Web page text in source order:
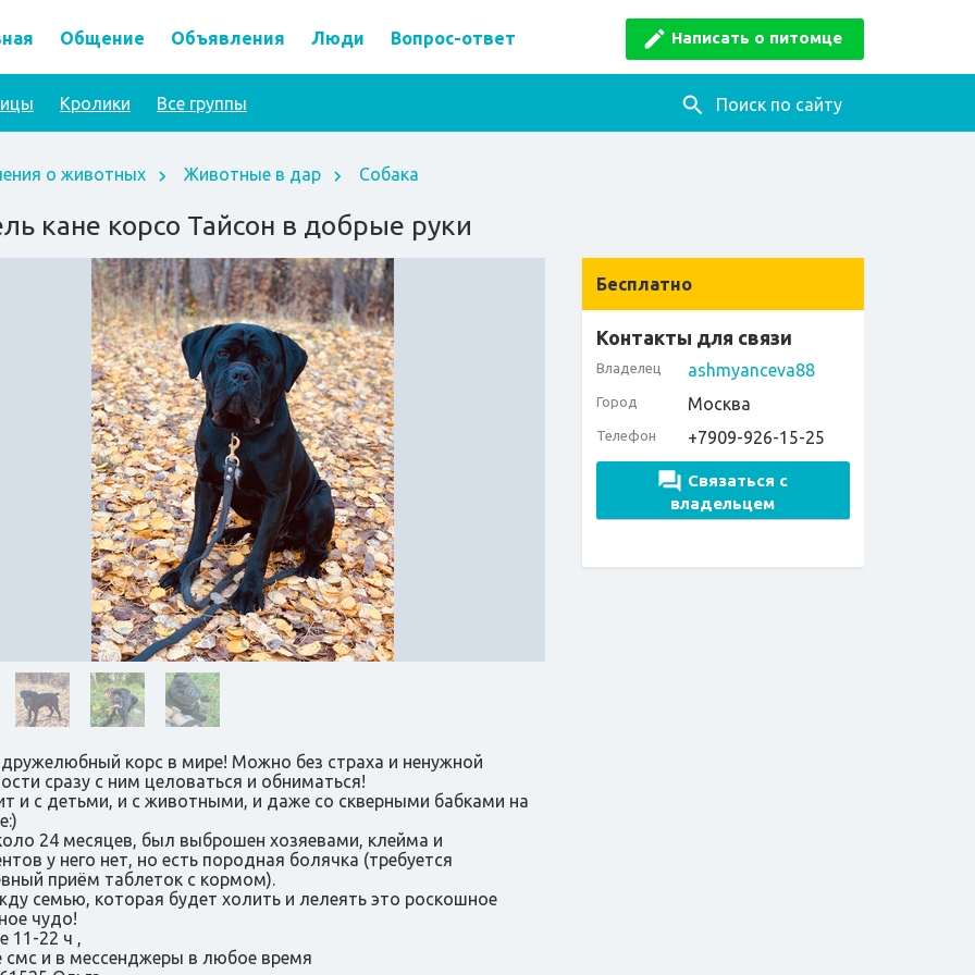
Написать о питомце
Общение Объявления Люди Вопрос-ответ
Поиск по сайту
Кролики Все группы
о животных Животные в дар Собака
кане корсо Тайсон в добрые руки
Бесплатно
Контакты для связи
Владелец ashmyanceva88
Город Москва
Телефон +7909-926-15-25
Связаться с
владельцем
корс в мире! Можно без страха и ненужной
сразу с ним целоваться и обниматься!
и с детьми, и с животными, и даже со скверными бабками на
24 месяцев, был выброшен хозяевами, клейма и
у него нет, но есть породная болячка (требуется
приём таблеток с кормом).
семью, которая будет холить и лелеять это роскошное
чудо!
11-22 ч ,
смс и в мессенджеры в любое время